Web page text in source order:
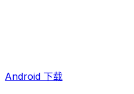
Android 下载